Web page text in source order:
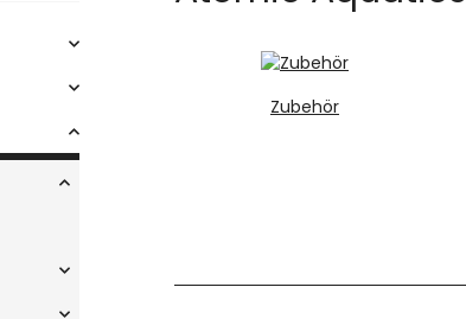
Zubehör